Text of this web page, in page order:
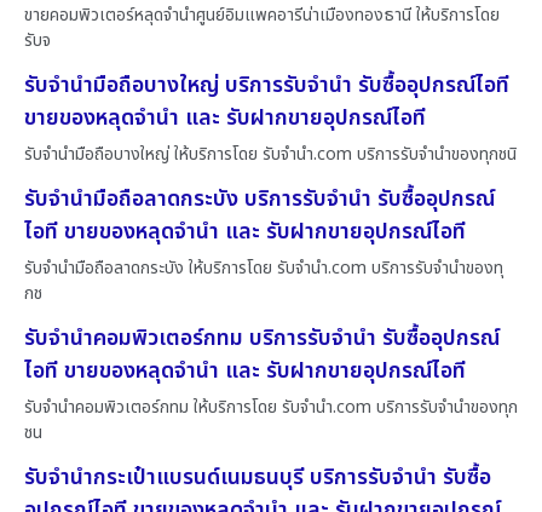
ขายคอมพิวเตอร์หลุดจำนำศูนย์อิมแพคอารีน่าเมืองทองธานี ให้บริการโดย
รับจ
รับจำนำมือถือบางใหญ่ บริการรับจำนำ รับซื้ออุปกรณ์ไอที
ขายของหลุดจำนำ และ รับฝากขายอุปกรณ์ไอที
รับจำนำมือถือบางใหญ่ ให้บริการโดย รับจํานํา.com บริการรับจำนำของทุกชนิ
รับจำนำมือถือลาดกระบัง บริการรับจำนำ รับซื้ออุปกรณ์
ไอที ขายของหลุดจำนำ และ รับฝากขายอุปกรณ์ไอที
รับจำนำมือถือลาดกระบัง ให้บริการโดย รับจํานํา.com บริการรับจำนำของทุ
กช
รับจำนำคอมพิวเตอร์กทม บริการรับจำนำ รับซื้ออุปกรณ์
ไอที ขายของหลุดจำนำ และ รับฝากขายอุปกรณ์ไอที
รับจำนำคอมพิวเตอร์กทม ให้บริการโดย รับจํานํา.com บริการรับจำนำของทุก
ชน
รับจำนำกระเป๋าแบรนด์เนมธนบุรี บริการรับจำนำ รับซื้อ